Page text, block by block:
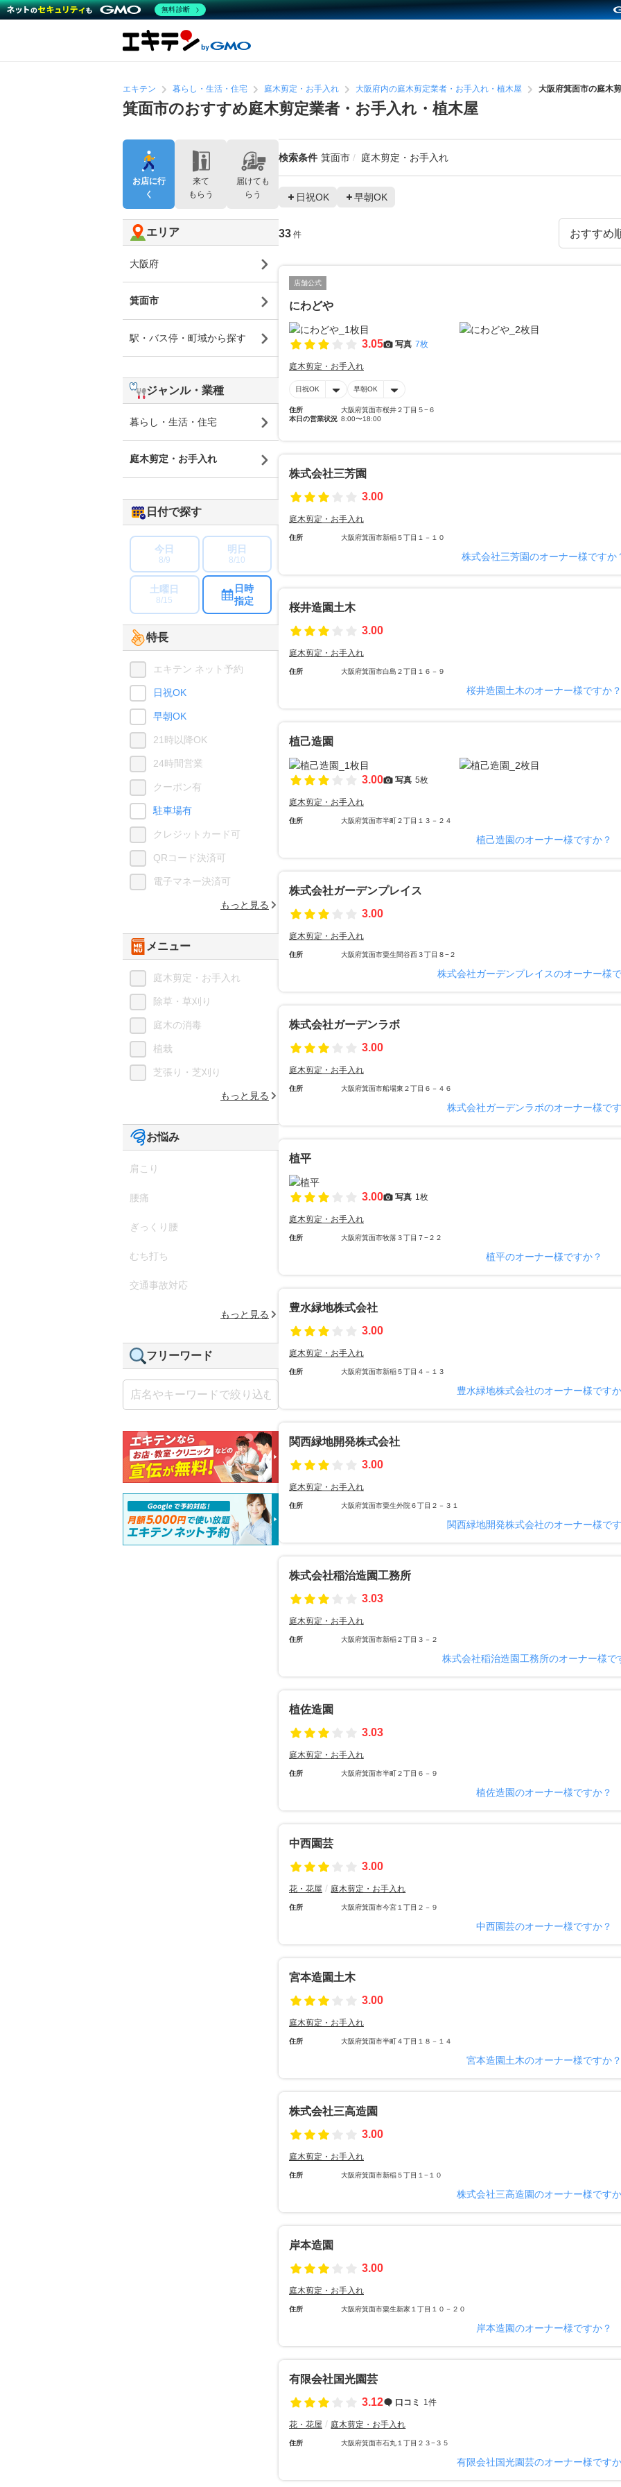
エキテン 暮らし・生活・住宅 庭木剪定・お手入れ 大阪府内の庭木剪定業者・お手入れ・植木屋 大阪府箕面市の庭木
箕面市のおすすめ庭木剪定業者・お手入れ・植木屋
検索条件 箕面市 庭木剪定・お手入れ
日祝OK 早朝OK
33 件
店舗公式
にわどや
3.05 写真 7枚
庭木剪定・お手入れ
日祝OK 早朝OK
住所
大阪府箕面市桜井２丁目５−６
本日の営業状況 8:00〜18:00
株式会社三芳園
3.00
庭木剪定・お手入れ
住所 大阪府箕面市新稲５丁目１－１０
株式会社三芳園のオーナー様ですか
桜井造園土木
3.00
庭木剪定・お手入れ
住所 大阪府箕面市白島２丁目１６－９
桜井造園土木のオーナー様ですか？
植己造園
3.00 写真 5枚
庭木剪定・お手入れ
住所 大阪府箕面市半町２丁目１３－２４
植己造園のオーナー様ですか？
株式会社ガーデンプレイス
3.00
庭木剪定・お手入れ
住所 大阪府箕面市粟生間谷西３丁目８−２
株式会社ガーデンプレイスのオーナー様
株式会社ガーデンラボ
3.00
庭木剪定・お手入れ
住所 大阪府箕面市船場東２丁目６－４６
株式会社ガーデンラボのオーナー様で
植平
3.00 写真 1枚
庭木剪定・お手入れ
住所 大阪府箕面市牧落３丁目７−２２
植平のオーナー様ですか？
豊水緑地株式会社
3.00
庭木剪定・お手入れ
住所 大阪府箕面市新稲５丁目４－１３
豊水緑地株式会社のオーナー様です
関西緑地開発株式会社
3.00
庭木剪定・お手入れ
住所 大阪府箕面市粟生外院６丁目２－３１
関西緑地開発株式会社のオーナー様で
株式会社稲治造園工務所
3.03
庭木剪定・お手入れ
住所 大阪府箕面市新稲２丁目３－２
株式会社稲治造園工務所のオーナー様で
植佐造園
3.03
庭木剪定・お手入れ
住所 大阪府箕面市半町２丁目６－９
植佐造園のオーナー様ですか？
中西園芸
3.00
花・花屋 庭木剪定・お手入れ
住所 大阪府箕面市今宮１丁目２－９
中西園芸のオーナー様ですか？
宮本造園土木
3.00
庭木剪定・お手入れ
住所 大阪府箕面市半町４丁目１８－１４
宮本造園土木のオーナー様ですか？
株式会社三高造園
3.00
庭木剪定・お手入れ
住所 大阪府箕面市新稲５丁目１−１０
株式会社三高造園のオーナー様です
岸本造園
3.00
庭木剪定・お手入れ
住所 大阪府箕面市粟生新家１丁目１０－２０
岸本造園のオーナー様ですか？
有限会社国光園芸
3.12
口コミ 1件
花・花屋 庭木剪定・お手入れ
住所 大阪府箕面市石丸１丁目２３−３５
有限会社国光園芸のオーナー様です
お店に行
く
来て
もらう
届けても
らう
エリア
大阪府
箕面市
駅・バス停・町域から探す
ジャンル・業種
暮らし・生活・住宅
庭木剪定・お手入れ
日付で探す
今日
8/9
明日
8/10
土曜日
8/15
日時
指定
特長
エキテン ネット予約
日祝OK
早朝OK
21時以降OK
24時間営業
クーポン有
駐車場有
クレジットカード可
QRコード決済可
電子マネー決済可
もっと見る
メニュー
庭木剪定・お手入れ
除草・草刈り
庭木の消毒
植栽
芝張り・芝刈り
もっと見る
お悩み
肩こり
腰痛
ぎっくり腰
むち打ち
交通事故対応
もっと見る
フリーワード
無料診断